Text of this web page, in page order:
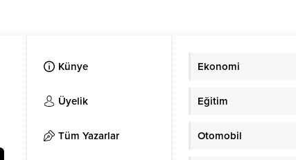
Künye
Üyelik
Tüm Yazarlar
Ekonomi
Eğitim
Otomobil